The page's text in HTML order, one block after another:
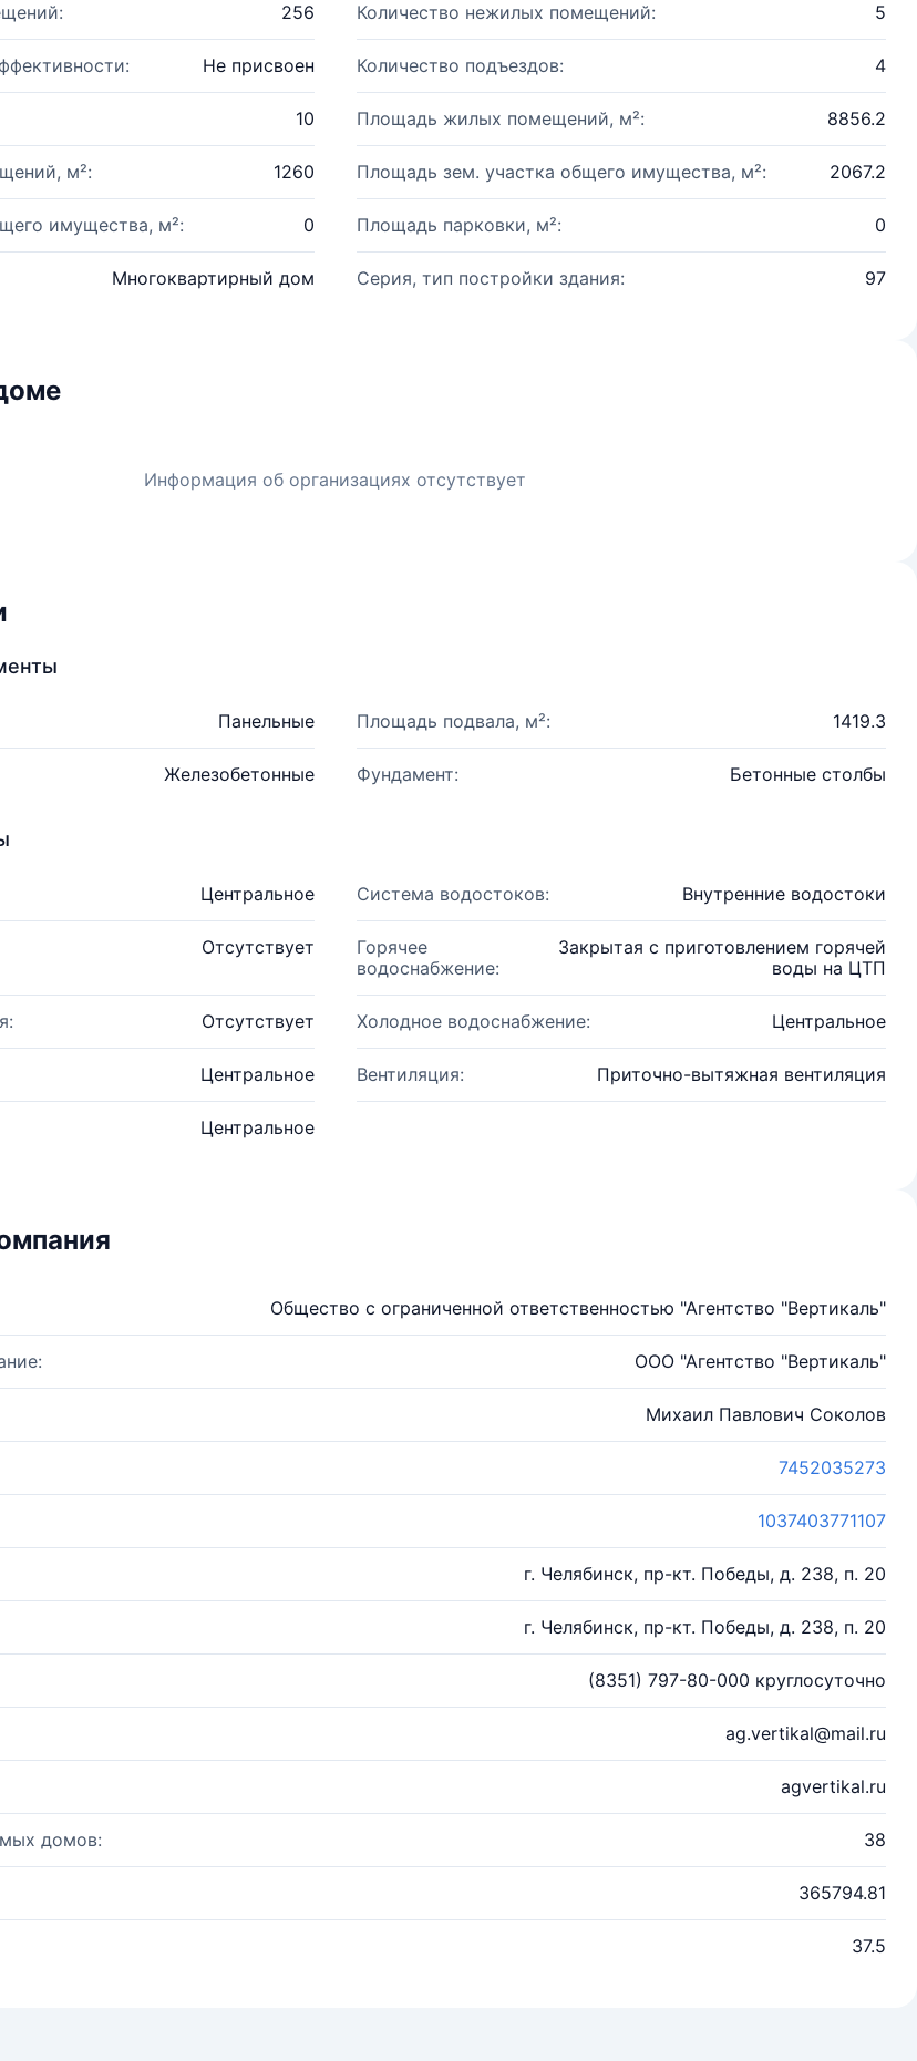
256 Количество нежилых помещений: 5
Не присвоен Количество подъездов: 4
10 Площадь жилых помещений, м²: 8856.2
м²: 1260 Площадь зем. участка общего имущества, м²: 2067.2
имущества, м²: 0 Площадь парковки, м²: 0
Многоквартирный дом Серия, тип постройки здания: 97
Информация об организациях отсутствует
Панельные Площадь подвала, м²: 1419.3
Железобетонные Фундамент: Бетонные столбы
Центральное Система водостоков: Внутренние водостоки
Отсутствует
Горячее
водоснабжение:
Закрытая с приготовлением горячей
воды на ЦТП
Отсутствует Холодное водоснабжение: Центральное
Центральное Вентиляция: Приточно-вытяжная вентиляция
Центральное
Общество с ограниченной ответственностью "Агентство "Вертикаль"
ООО "Агентство "Вертикаль"
Михаил Павлович Соколов
7452035273
1037403771107
г. Челябинск, пр-кт. Победы, д. 238, п. 20
г. Челябинск, пр-кт. Победы, д. 238, п. 20
(8351) 797-80-000 круглосуточно
ag.vertikal@mail.ru
agvertikal.ru
домов: 38
365794.81
37.5